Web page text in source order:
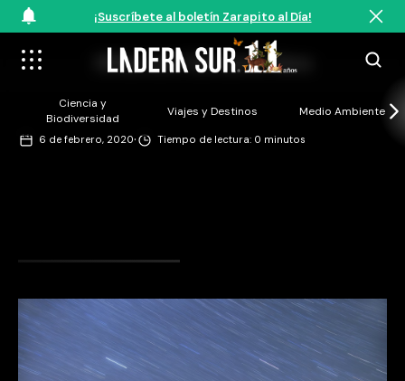
¡Suscríbete al boletín Zarapito al Día!
Ciencia y
Biodiversidad
Viajes y Destinos Medio Ambiente
©Marcelo Cárcamo Vera
6 de febrero, 2020· Tiempo de lectura: 0 minutos